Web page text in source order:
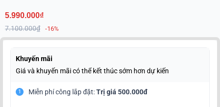
5.990.000₫
7.100.000₫ -16%
Khuyến mãi
Giá và khuyến mãi có thể kết thúc sớm hơn dự kiến
1 Miễn phí công lắp đặt:Trị giá 500.000đ